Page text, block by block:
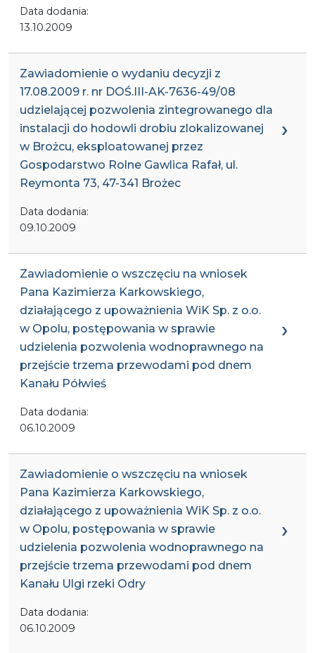
Data dodania:
13.10.2009
Zawiadomienie o wydaniu decyzji z
17.08.2009 r. nr DOŚ.III-AK-7636-49/08
udzielającej pozwolenia zintegrowanego dla
instalacji do hodowli drobiu zlokalizowanej
w Brożcu, eksploatowanej przez
Gospodarstwo Rolne Gawlica Rafał, ul.
Reymonta 73, 47-341 Brożec
Data dodania:
09.10.2009
Zawiadomienie o wszczęciu na wniosek
Pana Kazimierza Karkowskiego,
działającego z upoważnienia WiK Sp. z o.o.
w Opolu, postępowania w sprawie
udzielenia pozwolenia wodnoprawnego na
przejście trzema przewodami pod dnem
Kanału Półwieś
Data dodania:
06.10.2009
Zawiadomienie o wszczęciu na wniosek
Pana Kazimierza Karkowskiego,
działającego z upoważnienia WiK Sp. z o.o.
w Opolu, postępowania w sprawie
udzielenia pozwolenia wodnoprawnego na
przejście trzema przewodami pod dnem
Kanału Ulgi rzeki Odry
Data dodania:
06.10.2009